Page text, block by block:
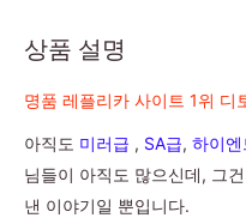
상품 설명
명품 레플리카 사이트 1위 디
아직도 미러급 , SA급, 하이엔
님들이 아직도 많으신데, 그
낸 이야기일 뿐입니다.